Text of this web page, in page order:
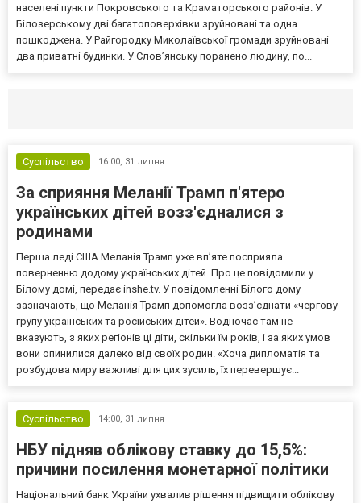
населені пункти Покровського та Краматорського районів. У
Білозерському дві багатоповерхівки зруйновані та одна
пошкоджена. У Райгородку Миколаївської громади зруйновані
два приватні будинки. У Слов’янську поранено людину, по...
Суспільство 16:00, 31 липня
За сприяння Меланії Трамп п'ятеро
українських дітей возз'єдналися з
родинами
Перша леді США Меланія Трамп уже впʼяте посприяла
поверненню додому українських дітей. Про це повідомили у
Білому домі, передає inshe.tv. У повідомленні Білого дому
зазначають, що Меланія Трамп допомогла возз’єднати «чергову
групу українських та російських дітей». Водночас там не
вказують, з яких регіонів ці діти, скільки їм років, і за яких умов
вони опинилися далеко від своїх родин. «Хоча дипломатія та
розбудова миру важливі для цих зусиль, їх перевершує...
Суспільство 14:00, 31 липня
НБУ підняв облікову ставку до 15,5%:
причини посилення монетарної політики
Національний банк України ухвалив рішення підвищити облікову